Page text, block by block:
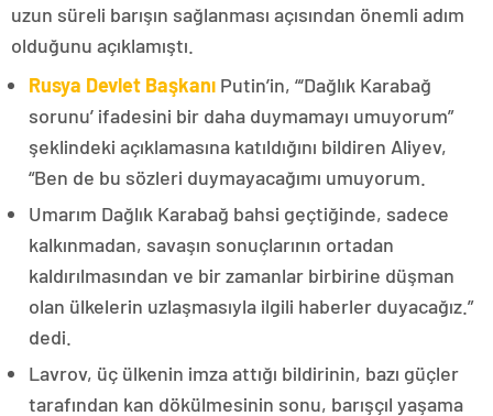
uzun süreli barışın sağlanması açısından önemli adım
olduğunu açıklamıştı.
Rusya Devlet Başkanı Putin’in, “‘Dağlık Karabağ
sorunu’ ifadesini bir daha duymamayı umuyorum”
şeklindeki açıklamasına katıldığını bildiren Aliyev,
“Ben de bu sözleri duymayacağımı umuyorum.
Umarım Dağlık Karabağ bahsi geçtiğinde, sadece
kalkınmadan, savaşın sonuçlarının ortadan
kaldırılmasından ve bir zamanlar birbirine düşman
olan ülkelerin uzlaşmasıyla ilgili haberler duyacağız.”
dedi.
Lavrov, üç ülkenin imza attığı bildirinin, bazı güçler
tarafından kan dökülmesinin sonu, barışçıl yaşama